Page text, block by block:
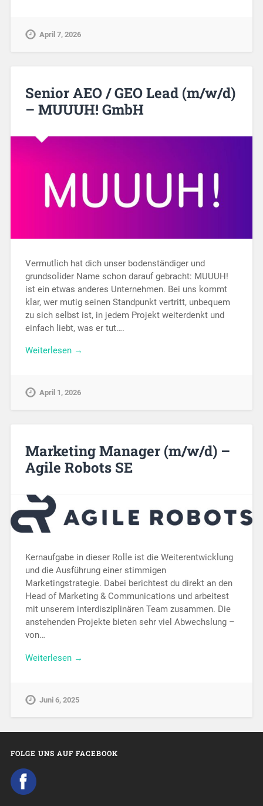
April 7, 2026
Senior AEO / GEO Lead (m/w/d)
– MUUUH! GmbH
Vermutlich hat dich unser bodenständiger und
grundsolider Name schon darauf gebracht: MUUUH!
ist ein etwas anderes Unternehmen. Bei uns kommt
klar, wer mutig seinen Standpunkt vertritt, unbequem
zu sich selbst ist, in jedem Projekt weiterdenkt und
einfach liebt, was er tut….
Weiterlesen →
April 1, 2026
Marketing Manager (m/w/d) –
Agile Robots SE
Kernaufgabe in dieser Rolle ist die Weiterentwicklung
und die Ausführung einer stimmigen
Marketingstrategie. Dabei berichtest du direkt an den
Head of Marketing & Communications und arbeitest
mit unserem interdisziplinären Team zusammen. Die
anstehenden Projekte bieten sehr viel Abwechslung –
von…
Weiterlesen →
Juni 6, 2025
FOLGE UNS AUF FACEBOOK